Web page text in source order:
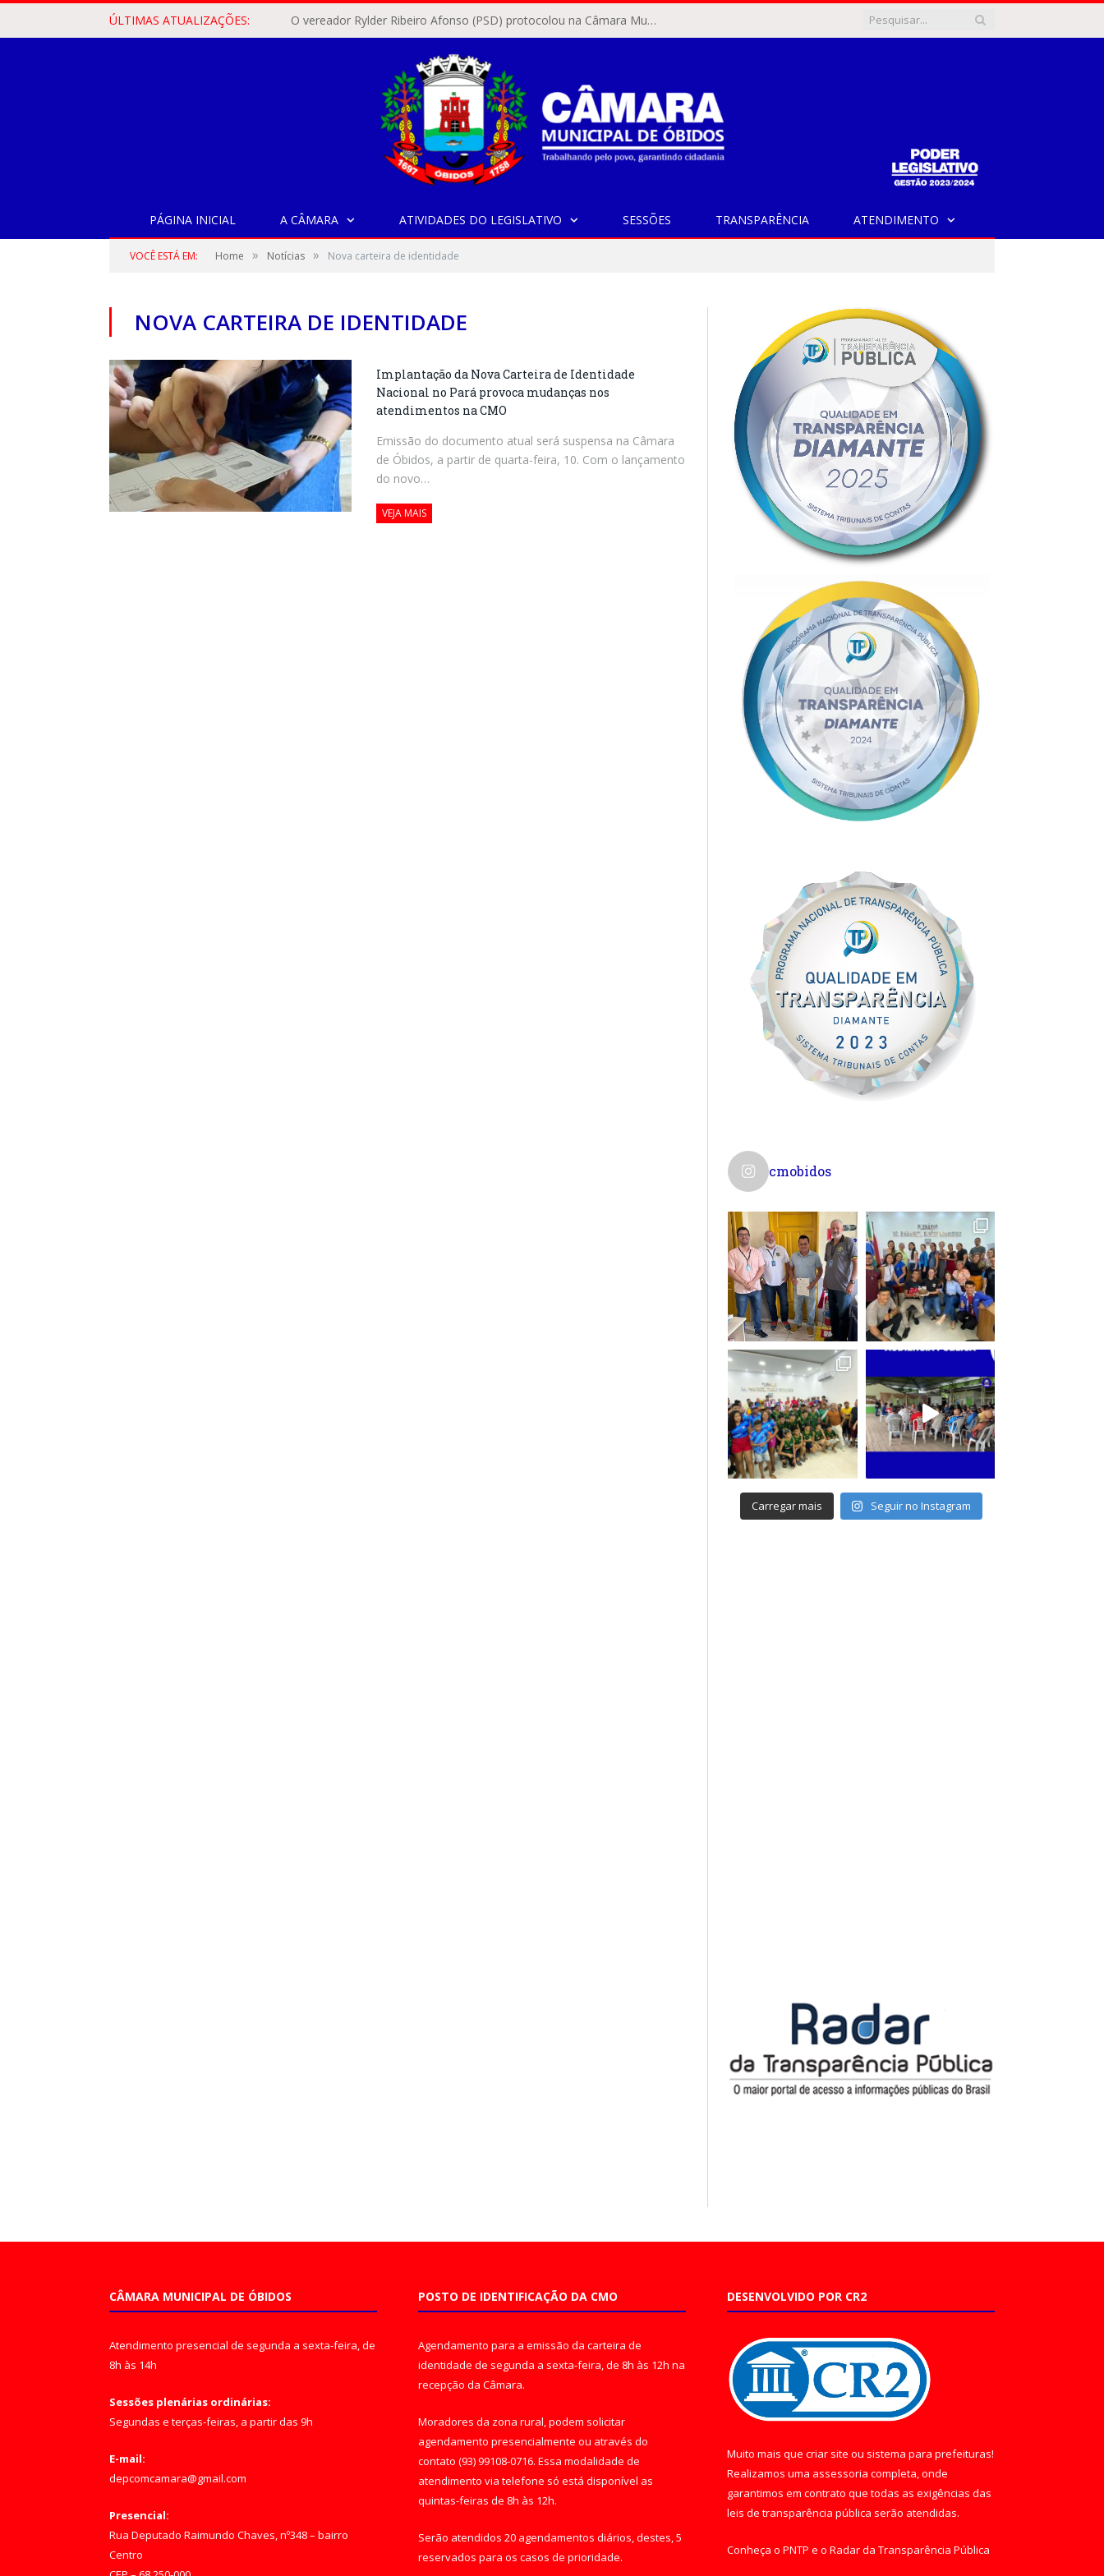
ÚLTIMAS ATUALIZAÇÕES: O vereador Rylder Ribeiro Afonso (PSD) protocolou na Câmara Municipal de Óbidos o Requerimento nº 346/2026.
PÁGINA INICIAL A CÂMARA ATIVIDADES DO LEGISLATIVO SESSÕES TRANSPARÊNCIA ATENDIMENTO
VOCÊ ESTÁ EM: Home » Notícias » Nova carteira de identidade
NOVA CARTEIRA DE IDENTIDADE
Implantação da Nova Carteira de Identidade
Nacional no Pará provoca mudanças nos
atendimentos na CMO
Emissão do documento atual será suspensa na Câmara
de Óbidos, a partir de quarta-feira, 10. Com o lançamento
do novo…
VEJA MAIS
cmobidos
Carregar mais Seguir no Instagram
CÂMARA MUNICIPAL DE ÓBIDOS
Atendimento presencial de segunda a sexta-feira, de
8h às 14h
Sessões plenárias ordinárias:
Segundas e terças-feiras, a partir das 9h
E-mail:
depcomcamara@gmail.com
Presencial:
Rua Deputado Raimundo Chaves, nº348 – bairro
Centro
POSTO DE IDENTIFICAÇÃO DA CMO
Agendamento para a emissão da carteira de
identidade de segunda a sexta-feira, de 8h às 12h na
recepção da Câmara.
Moradores da zona rural, podem solicitar
agendamento presencialmente ou através do
contato (93) 99108-0716. Essa modalidade de
atendimento via telefone só está disponível as
quintas-feiras de 8h às 12h.
Serão atendidos 20 agendamentos diários, destes, 5
reservados para os casos de prioridade.
DESENVOLVIDO POR CR2
Muito mais que criar site ou sistema para prefeituras!
Realizamos uma assessoria completa, onde
garantimos em contrato que todas as exigências das
leis de transparência pública serão atendidas.
Conheça o PNTP e o Radar da Transparência Pública